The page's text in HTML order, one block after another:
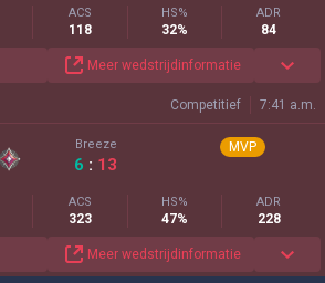
ACS
118
HS%
32%
ADR
84
Meer wedstrijdinformatie
Competitief 7:41 a.m.
Breeze
6 : 13
MVP
ACS
323
HS%
47%
ADR
228
Meer wedstrijdinformatie